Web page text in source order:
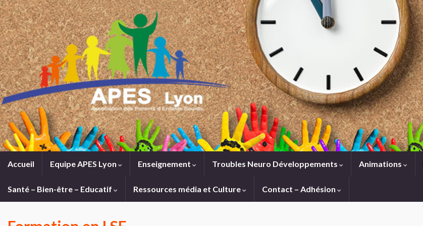
Accueil Equipe APES Lyon Enseignement Troubles Neuro Développements Animations
Santé – Bien-être – Educatif Ressources média et Culture Contact – Adhésion